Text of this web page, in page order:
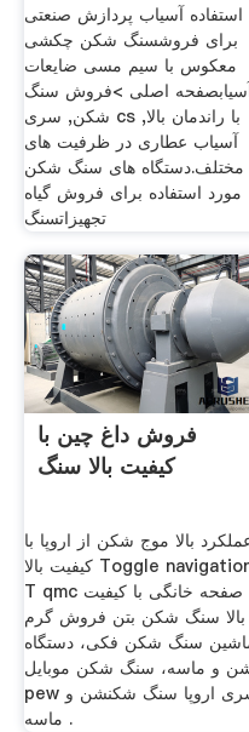
استفاده آسیاب پردازش صنعتی
برای فروش سنگ شکن چکشی
معکوس با سیم مسی ضایعات
اصلی >فروش سنگ
شکن, سری cs با راندمان بالا,
آسیاب عطاری در ظرفیت های
مختلف.دستگاه های سنگ شکن
مورد استفاده برای فروش گیاه
تجهیزاتسنگ
فروش داغ چین با
کیفیت بالا سنگ
بالا موج شکن از اروپا با
کیفیت بالا Toggle navigation
T qmc صفحه خانگی با کیفیت
بالا سنگ شکن بتن فروش گرم
سنگ شکن فکی، دستگاه
و ماسه، سنگ شکن موبایل
pew سری اروپا سنگ شکنشن و
ماسه .